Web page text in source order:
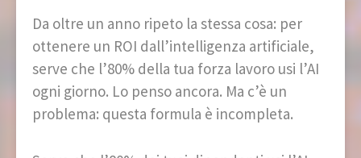
Da oltre un anno ripeto la stessa cosa: per
ottenere un ROI dall’intelligenza artificiale,
serve che l’80% della tua forza lavoro usi l’AI
ogni giorno. Lo penso ancora. Ma c’è un
problema: questa formula è incompleta.